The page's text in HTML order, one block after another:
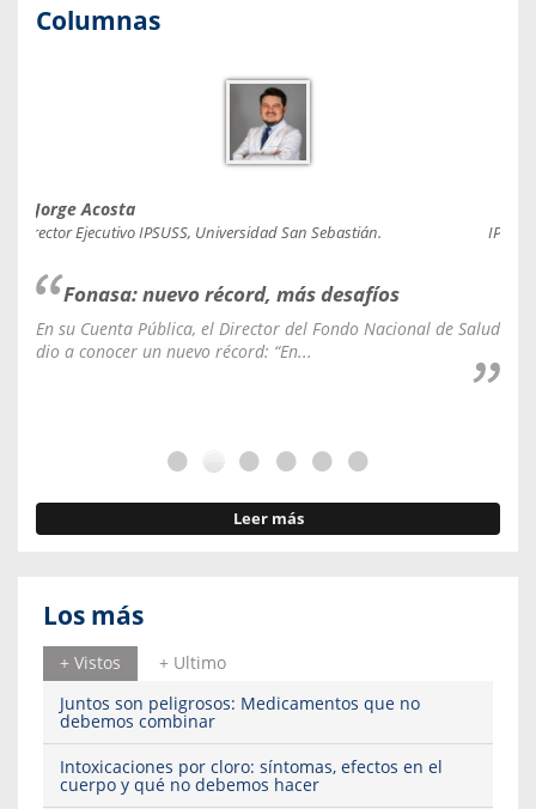
Columnas
Jorge Acosta
Director Ejecutivo IPSUSS, Universidad San Sebastián.
Fonasa: nuevo récord, más desafíos
En su Cuenta Pública, el Director del Fondo Nacional de Salud
dio a conocer un nuevo récord: “En...
Leer más
Los más
+ Vistos
+ Ultimo
Juntos son peligrosos: Medicamentos que no
debemos combinar
Intoxicaciones por cloro: síntomas, efectos en el
cuerpo y qué no debemos hacer